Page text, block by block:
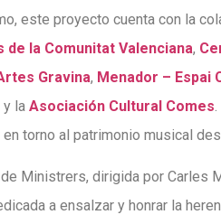
este proyecto cuenta con la
de la Comunitat Valenciana,
Gravina, Menador – Espai
y la Asociación Cultural Comes
en torno al patrimonio musical
Ministrers, dirigida por Carles
a ensalzar y honrar la